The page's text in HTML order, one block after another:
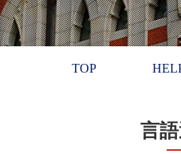
TOP
言